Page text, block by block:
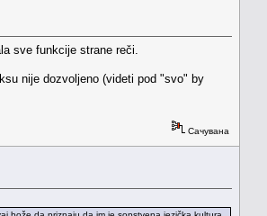
sve funkcije strane reči.
nije dozvoljeno (videti pod "svo" by
Сачувана